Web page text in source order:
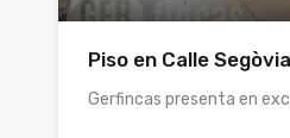
Piso en Calle
Gerfincas presenta en